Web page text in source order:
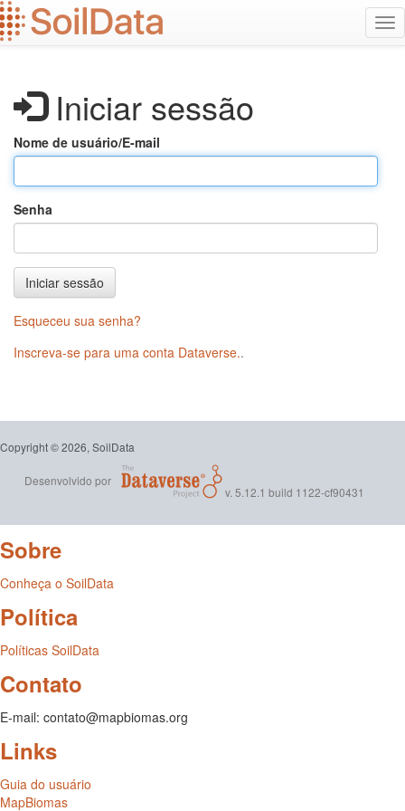
Ir
para
o
Iniciar sessão
Nome de usuário/E-mail
Senha
Iniciar sessão
Esqueceu sua senha?
Inscreva-se para uma conta Dataverse..
Copyright © 2026, SoilData
Desenvolvido por
v. 5.12.1 build 1122-cf90431
Sobre
Conheça o SoilData
Política
Políticas SoilData
Contato
E-mail: contato@mapbiomas.org
Links
Guia do usuário
MapBiomas